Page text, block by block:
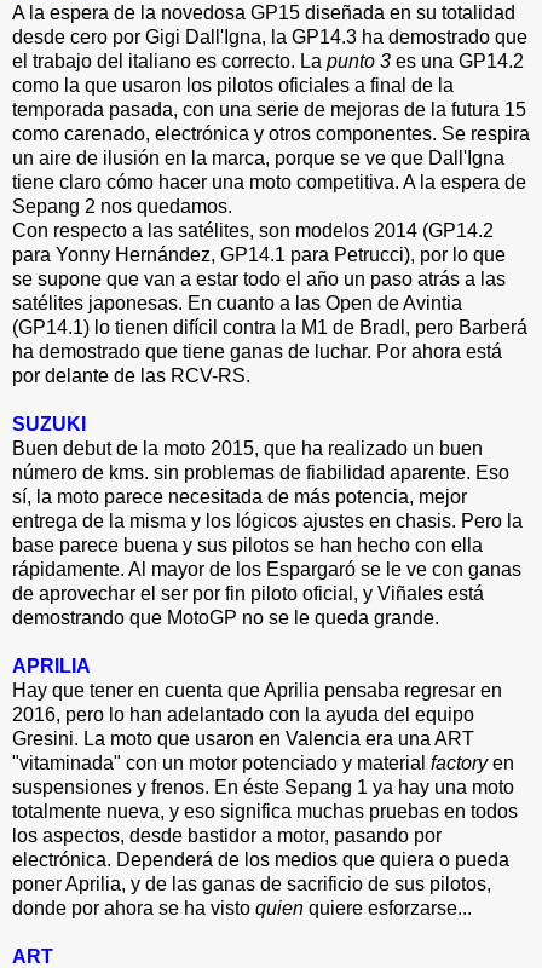
A la espera de la novedosa GP15 diseñada en su totalidad
desde cero por Gigi Dall'Igna, la GP14.3 ha demostrado que
el trabajo del italiano es correcto. La punto 3 es una GP14.2
como la que usaron los pilotos oficiales a final de la
temporada pasada, con una serie de mejoras de la futura 15
como carenado, electrónica y otros componentes. Se respira
un aire de ilusión en la marca, porque se ve que Dall'Igna
tiene claro cómo hacer una moto competitiva. A la espera de
Sepang 2 nos quedamos.
Con respecto a las satélites, son modelos 2014 (GP14.2
para Yonny Hernández, GP14.1 para Petrucci), por lo que
se supone que van a estar todo el año un paso atrás a las
satélites japonesas. En cuanto a las Open de Avintia
(GP14.1) lo tienen difícil contra la M1 de Bradl, pero Barberá
ha demostrado que tiene ganas de luchar. Por ahora está
por delante de las RCV-RS.
SUZUKI
Buen debut de la moto 2015, que ha realizado un buen
número de kms. sin problemas de fiabilidad aparente. Eso
sí, la moto parece necesitada de más potencia, mejor
entrega de la misma y los lógicos ajustes en chasis. Pero la
base parece buena y sus pilotos se han hecho con ella
rápidamente. Al mayor de los Espargaró se le ve con ganas
de aprovechar el ser por fin piloto oficial, y Viñales está
demostrando que MotoGP no se le queda grande.
APRILIA
Hay que tener en cuenta que Aprilia pensaba regresar en
2016, pero lo han adelantado con la ayuda del equipo
Gresini. La moto que usaron en Valencia era una ART
"vitaminada" con un motor potenciado y material factoryen
suspensiones y frenos. En éste Sepang 1 ya hay una moto
totalmente nueva, y eso significa muchas pruebas en todos
los aspectos, desde bastidor a motor, pasando por
electrónica. Dependerá de los medios que quiera o pueda
poner Aprilia, y de las ganas de sacrificio de sus pilotos,
donde por ahora se ha visto quien quiere esforzarse...
ART